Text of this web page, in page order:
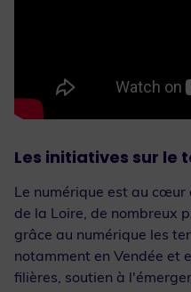
Les initiatives sur le
Le numérique est au
de la Loire, de nombreux
grâce au numérique les
notamment en Vendée et
filières, soutien à